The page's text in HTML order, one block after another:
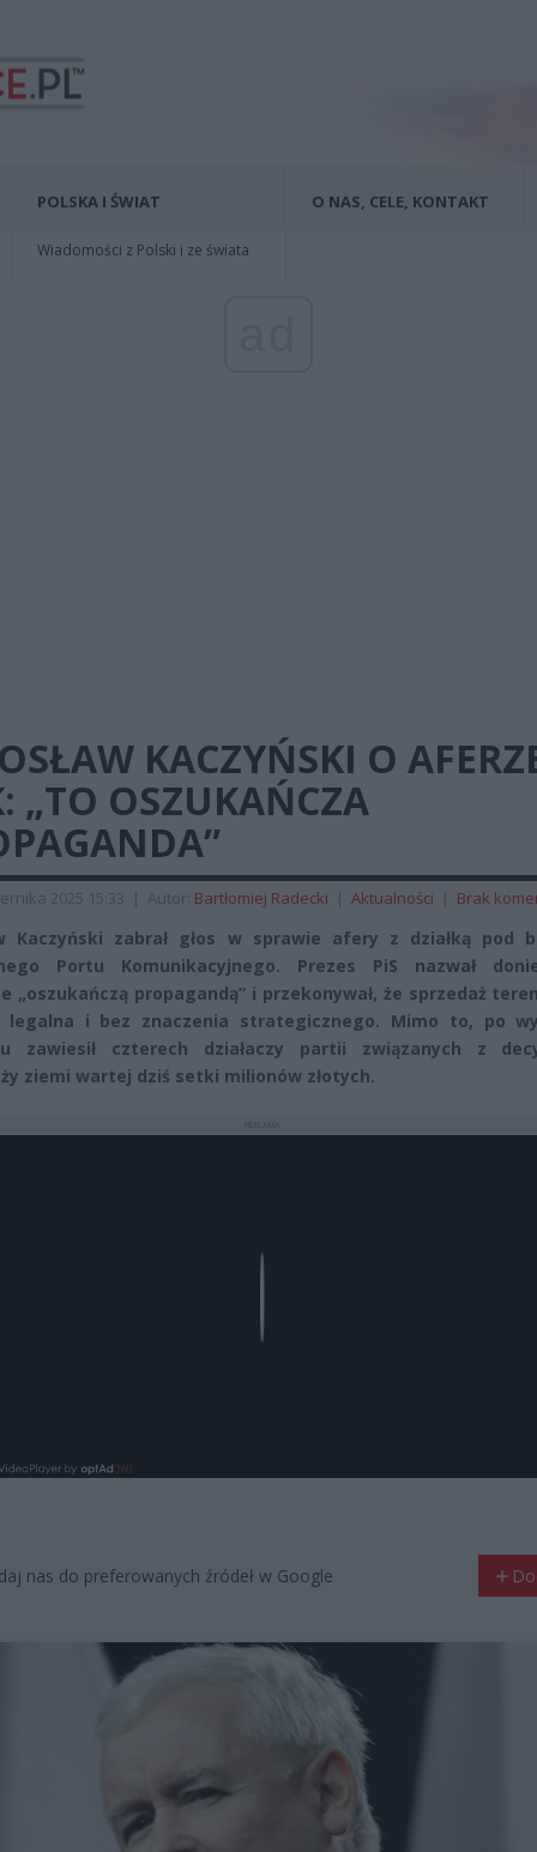
POLSKA I ŚWIAT
Wiadomości z Polski i ze świata
O NAS, CELE, KONTAKT
KACZYŃSKI O
„TO OSZUKAŃCZA
2025 15:33 | Autor: Bartłomiej Radecki | Aktualności | Brak
Kaczyński zabrał głos w sprawie afery z działką pod
Portu Komunikacyjnego. Prezes PiS nazwał
„oszukańczą propagandą” i przekonywał, że sprzedaż
legalna i bez znaczenia strategicznego. Mimo to, po
zawiesił czterech działaczy partii związanych z
ziemi wartej dziś setki milionów złotych.
nas do preferowanych źródeł w Google